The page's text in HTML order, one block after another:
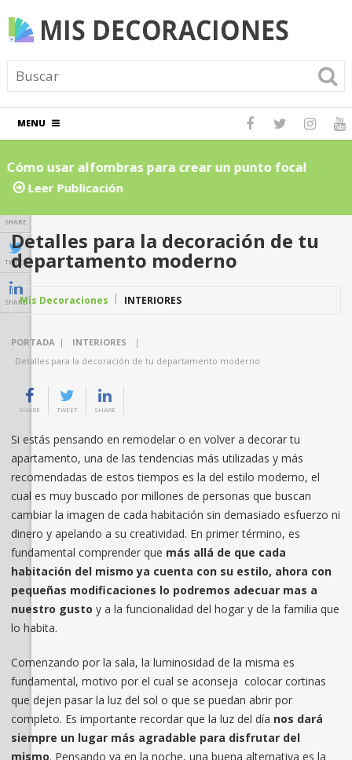
MENU
Cómo usar alfombras para crear un punto focal
atractivo en el hogar: Guía para principiantes
Leer Publicación
SHARE
TWEET
SHARE
Detalles para la decoración de tu
departamento moderno
Mis Decoraciones INTERIORES
PORTADA | INTERIORES
|
Detalles para la decoración de tu departamento moderno
SHARE TWEET SHARE
Si estás pensando en remodelar o en volver a decorar tu
apartamento, una de las tendencias más utilizadas y más
recomendadas de estos tiempos es la del estilo moderno, el
cual es muy buscado por millones de personas que buscan
cambiar la imagen de cada habitación sin demasiado esfuerzo ni
dinero y apelando a su creatividad. En primer término, es
fundamental comprender que más allá de que cada
habitación del mismo ya cuenta con su estilo, ahora con
pequeñas modificaciones lo podremos adecuar mas a
nuestro gusto y a la funcionalidad del hogar y de la familia que
lo habita.
Comenzando por la sala, la luminosidad de la misma es
fundamental, motivo por el cual se aconseja colocar cortinas
que dejen pasar la luz del sol o que se puedan abrir por
completo. Es importante recordar que la luz del día nos dará
siempre un lugar más agradable para disfrutar del
mismo. Pensando ya en la noche, una buena alternativa es la